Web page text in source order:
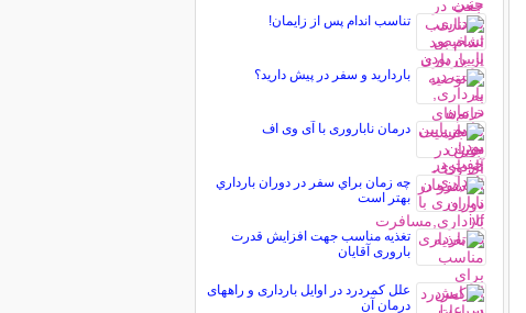
تناسب اندام پس از زایمان!
بارداريد و سفر در پيش داريد؟
درمان ناباروری با آی وی اف
چه زمان براي سفر در دوران بارداري
بهتر است
تغذیه مناسب جهت افزایش قدرت
باروری آقایان
علل کمردرد در اوایل بارداری و راههای
درمان آن